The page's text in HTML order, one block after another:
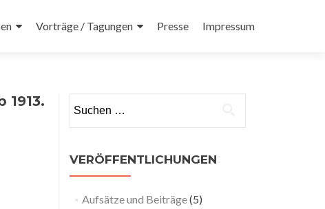
Vorträge / Tagungen Presse Impressum
VERÖFFENTLICHUNGEN
Aufsätze und Beiträge(5)